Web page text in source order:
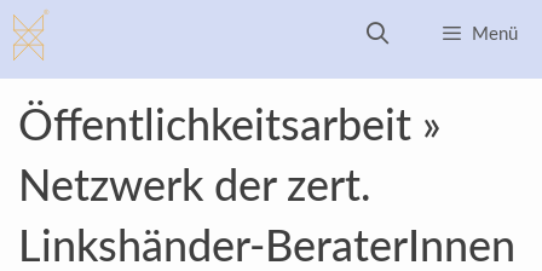
Zum
Inhalt
springen
Menü
Öffentlichkeitsarbeit »
Netzwerk der zert.
Linkshänder-BeraterInnen